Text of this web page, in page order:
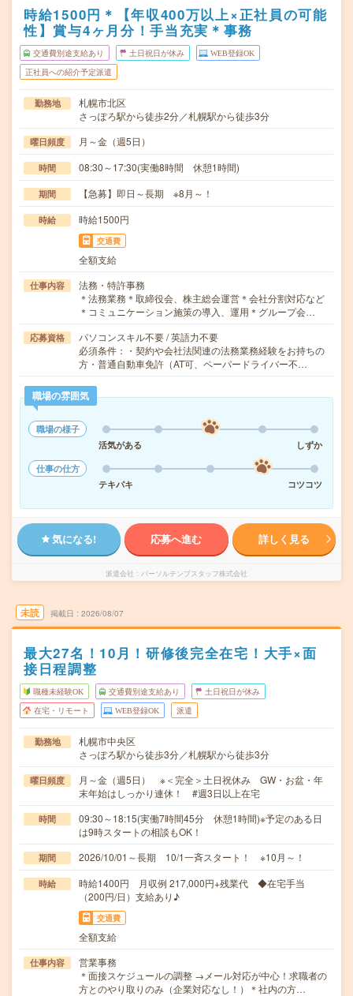
時給1500円＊【年収400万以上×正社員の可能
性】賞与4ヶ月分！手当充実＊事務
交通費別途支給あり 土日祝日が休み WEB登録OK
正社員への紹介予定派遣
勤務地
札幌市北区
さっぽろ駅から徒歩2分／札幌駅から徒歩3分
曜日頻度 月～金（週5日）
時間 08:30～17:30(実働8時間 休憩1時間)
期間 【急募】即日～長期 ※8月～！
時給 時給1500円
交通費
全額支給
仕事内容
法務・特許事務
＊法務業務＊取締役会、株主総会運営＊会社分割対応など
＊コミュニケーション施策の導入、運用＊グループ会…
応募資格
パソコンスキル不要 / 英語力不要
必須条件：・契約や会社法関連の法務業務経験をお持ちの
方・普通自動車免許（AT可、ペーパードライバー不…
職場の雰囲気
職場の様子
活気がある
しずか
仕事の仕方
テキパキ
コツコツ
気になる! 応募へ進む 詳しく見る
派遣会社 パーソルテンプスタッフ株式会社
未読 掲載日 2026/08/07
最大27名！10月！研修後完全在宅！大手×面
接日程調整
職種未経験OK 交通費別途支給あり 土日祝日が休み
在宅・リモート WEB登録OK 派遣
勤務地
札幌市中央区
さっぽろ駅から徒歩3分／札幌駅から徒歩3分
曜日頻度
月～金（週5日） ※＜完全＞土日祝休み GW・お盆・年
末年始はしっかり連休！ #週3日以上在宅
時間
09:30～18:15(実働7時間45分 休憩1時間)※予定のある日
は9時スタートの相談もOK！
期間 2026/10/01～長期 10/1一斉スタート！ ※10月～！
時給
時給1400円 月収例 217,000円+残業代 ◆在宅手当
（200円/日）支給あり♪
交通費
全額支給
仕事内容
営業事務
＊面接スケジュールの調整 →メール対応が中心！求職者の
方とのやり取りのみ（企業対応なし！）＊社内の方…